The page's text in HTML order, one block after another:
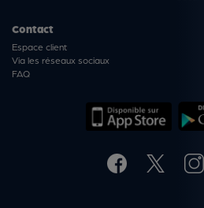
Contact
Espace client
Via les réseaux sociaux
FAQ